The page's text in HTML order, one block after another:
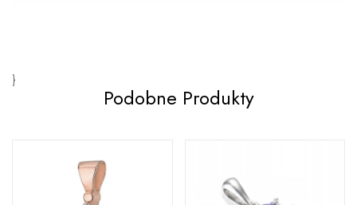
}
Podobne Produkty